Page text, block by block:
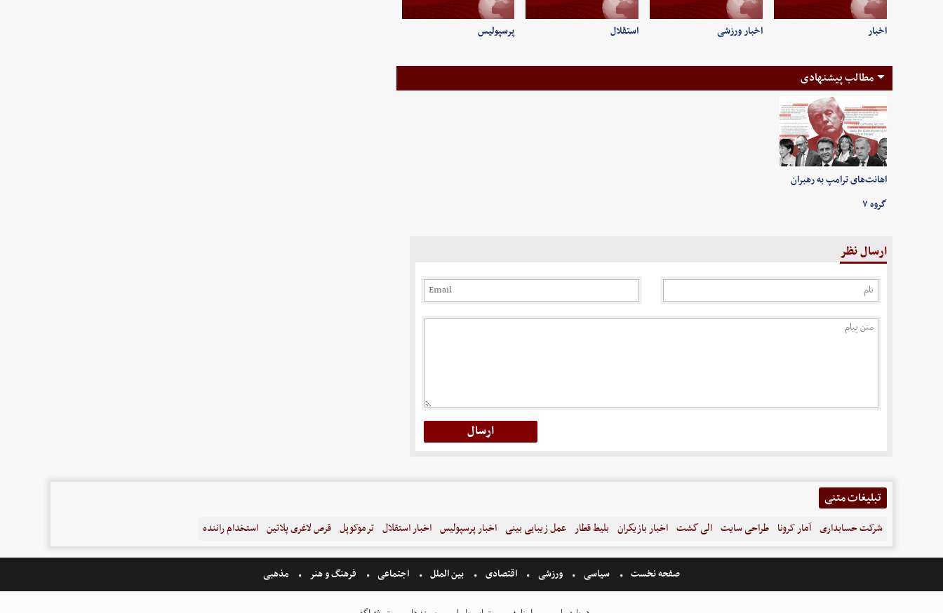
اخبار اخبار ورزشی استقلال پرسپولیس
مطالب پیشنهادی
اهانت‌های ترامپ به رهبران
گروه ۷
ارسال نظر
تبلیغات متنی
شرکت حسابداری آمار کرونا طراحی سایت الی گشت اخبار بازیگران بلیط قطار عمل زیبایی بینی اخبار پرسپولیس اخبار استقلال ترموکوپل قرص لاغری پلاتین استخدام راننده
صفحه نخست سیاسی ورزشی اقتصادی بین الملل اجتماعی فرهنگ و هنر مذهبی